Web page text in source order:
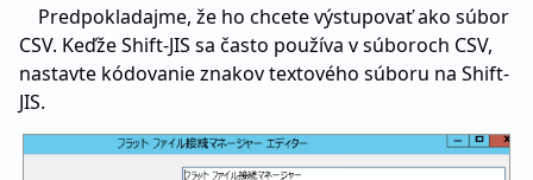
Predpokladajme, že ho chcete výstupovať ako súbor
CSV. Keďže Shift-JIS sa často používa v súboroch CSV,
nastavte kódovanie znakov textového súboru na Shift-
JIS.